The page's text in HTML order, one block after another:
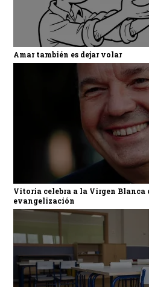
Amar también es dejar volar
Vitoria celebra a la Virgen Blanca
evangelización